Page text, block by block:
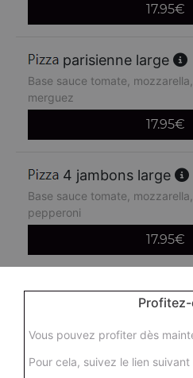
17.95€
parisienne large
Base sauce tomate,
merguez
17.95€
4 jambons large
Base sauce tomate,
pepperoni
17.95€
boursin large
Base sauce tomate,
17.95€
Vous pouvez profiter dès
Pour cela, suivez le lien suivant